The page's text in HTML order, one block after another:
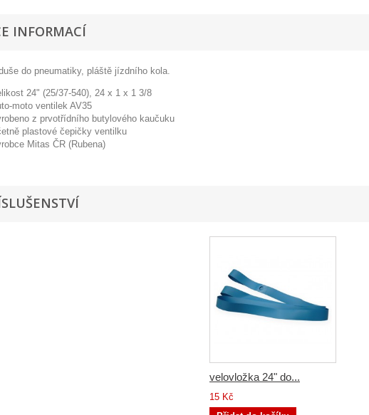
INFORMACÍ
do pneumatiky, pláště jízdního kola.
24" (25/37-540), 24 x 1 x 1 3/8
moto ventilek AV35
z prvotřídního butylového kaučuku
plastové čepičky ventilku
Mitas ČR (Rubena)
velovložka 24" do...
15 Kč